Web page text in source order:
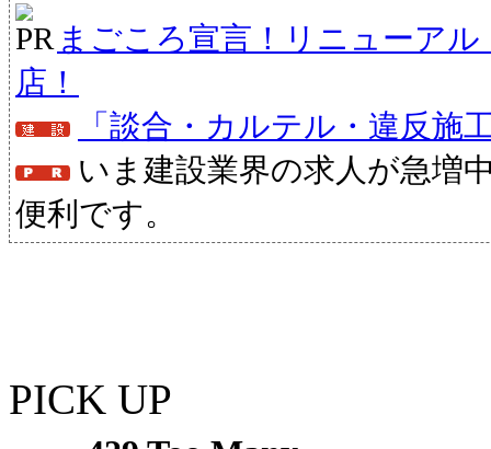
まごころ宣言！リニューア
店！
「談合・カルテル・違反施
いま建設業界の求人が急増
便利です。
PICK UP